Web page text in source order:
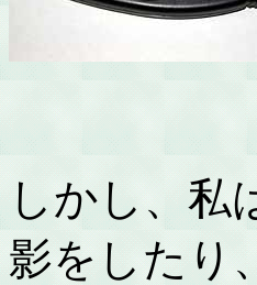
しかし、私
影をしたり